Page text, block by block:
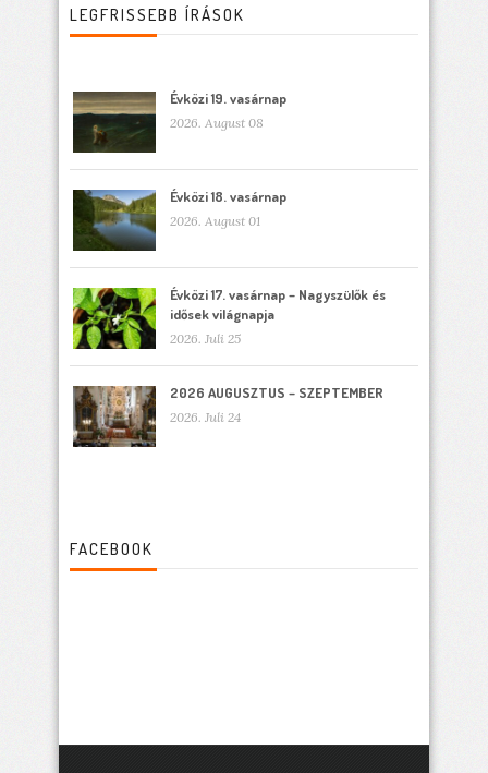
LEGFRISSEBB ÍRÁSOK
Évközi 19. vasárnap
2026. August 08
Évközi 18. vasárnap
2026. August 01
Évközi 17. vasárnap – Nagyszülők és
idősek világnapja
2026. Juli 25
2026 AUGUSZTUS – SZEPTEMBER
2026. Juli 24
FACEBOOK